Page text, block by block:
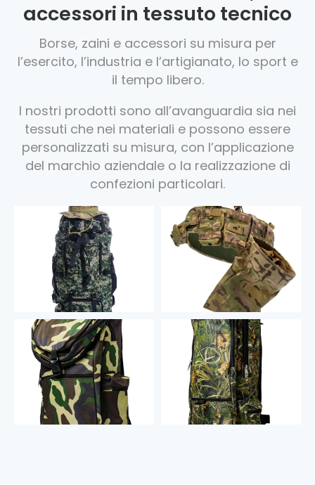
accessori in tessuto tecnico
Borse, zaini e accessori su misura per
l’esercito, l’industria e l’artigianato, lo sport e
il tempo libero.
I nostri prodotti sono all’avanguardia sia nei
tessuti che nei materiali e possono essere
personalizzati su misura, con l’applicazione
del marchio aziendale o la realizzazione di
confezioni particolari.